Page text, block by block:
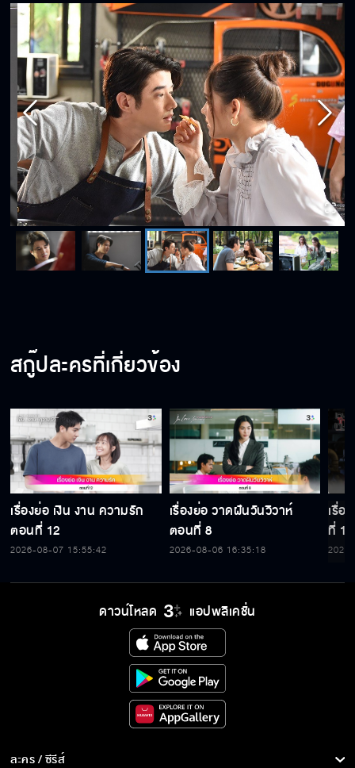
สกู๊ปละครที่เกี่ยวข้อง
เรื่องย่อ เงิน งาน ความรัก
ตอนที่ 12
2026-08-07 15:55:42
เรื่องย่อ วาดฝันวันวิวาห์
ตอนที่ 8
2026-08-06 16:35:18
เรื่อ
ที่ 15
ดาวน์โหลด แอปพลิเคชั่น
ละคร / ซีรีส์